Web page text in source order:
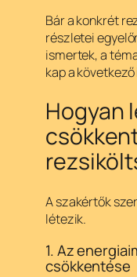
Bár a konkrét
részletei
ismertek, a
kap a
Hogyan
A szakértők
létezik.
1. Az
csökkentése